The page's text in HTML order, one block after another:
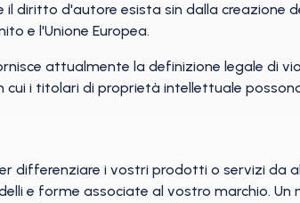
il diritto d'autore esista sin dalla creazione
e l'Unione Europea.
attualmente la definizione legale di
cui i titolari di proprietà intellettuale
differenziare i vostri prodotti o servizi da
e forme associate al vostro marchio. Un